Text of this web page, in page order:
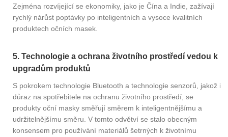
Zejména rozvíjející se ekonomiky, jako je Čína a Indie, zažívají
rychlý nárůst poptávky po inteligentních a vysoce kvalitních
produktech očních masek.
5. Technologie a ochrana životního prostředí vedou k
upgradům produktů
S pokrokem technologie Bluetooth a technologie senzorů, jakož i
důraz na spotřebitele na ochranu životního prostředí, se
produkty oční masky směřují směrem k inteligentnějšímu a
udržitelnějšímu směru. V tomto odvětví se stalo obecným
konsensem pro používání materiálů šetrných k životnímu